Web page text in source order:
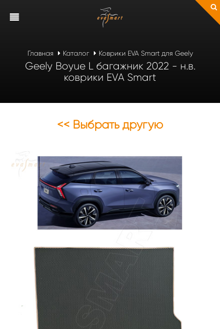
Главная Каталог Коврики EVA Smart для Geely
Geely Boyue L багажник 2022 - н.в.
коврики EVA Smart
<< Выбрать другую